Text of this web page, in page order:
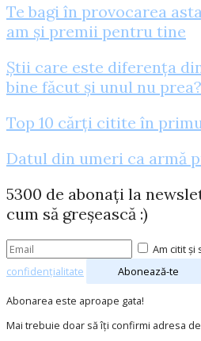
Te bagi în provocarea
am și premii pentru tine
Știi care este diferența
bine făcut și unul nu prea?
Top 10 cărți citite în
Datul din umeri ca armă
5300 de abonați la
cum să greșească :)
Am citit și
confidențialitate
Abonează-te
Abonarea este aproape gata!
Mai trebuie doar să îți confirmi adresa